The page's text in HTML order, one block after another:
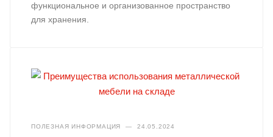
функциональное и организованное пространство
для хранения.
ПОЛЕЗНАЯ ИНФОРМАЦИЯ — 24.05.2024